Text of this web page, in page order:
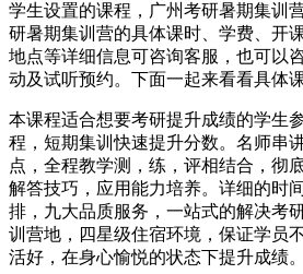
学生设置的课程，广州考研暑期集训
研暑期集训营的具体课时、学费、开
地点等详细信息可咨询客服，也可以
动及试听预约。下面一起来看看具体
本课程适合想要考研提升成绩的学生
程，短期集训快速提升分数。名师串
点，全程教学测，练，评相结合，彻
解答技巧，应用能力培养。详细的时
排，九大品质服务，一站式的解决考
训营地，四星级住宿环境，保证学员
活好，在身心愉悦的状态下提升成绩。